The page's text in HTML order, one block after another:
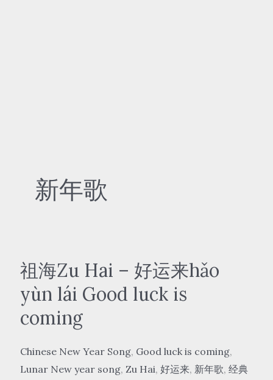
新年歌
祖海Zu Hai – 好运来hǎo
yùn lái Good luck is
coming
Chinese New Year Song, Good luck is coming,
Lunar New year song, Zu Hai, 好运来, 新年歌, 经典